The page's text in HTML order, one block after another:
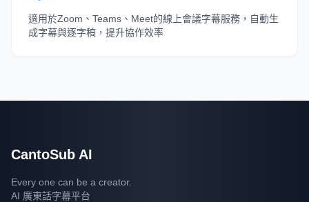
適用於Zoom、Teams、Meet的線上會議字幕服務，自動生
成字幕與逐字稿，提升協作效率
CantoSub AI
Every one can be a creator.
AI 廣東話字幕平台